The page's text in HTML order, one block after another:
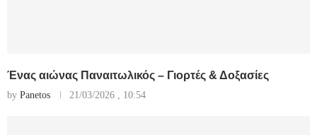
Ένας αιώνας Παναιτωλικός – Γιορτές & Δοξασίες
by Panetos 21/03/2026 , 10:54